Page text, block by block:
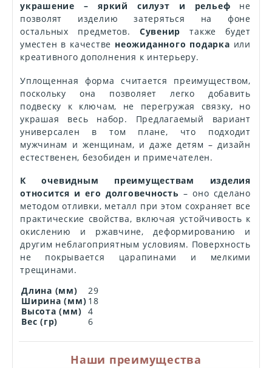
украшение – яркий силуэт и рельеф не
позволят изделию затеряться на фоне
остальных предметов. Сувенир также будет
уместен в качестве неожиданного подарка или
креативного дополнения к интерьеру.
Уплощенная форма считается преимуществом,
поскольку она позволяет легко добавить
подвеску к ключам, не перегружая связку, но
украшая весь набор. Предлагаемый вариант
универсален в том плане, что подходит
мужчинам и женщинам, и даже детям – дизайн
естественен, безобиден и примечателен.
К очевидным преимуществам изделия
относится и его долговечность – оно сделано
методом отливки, металл при этом сохраняет все
практические свойства, включая устойчивость к
окислению и ржавчине, деформированию и
другим неблагоприятным условиям. Поверхность
не покрывается царапинами и мелкими
трещинами.
Длина (мм)
29
Ширина (мм) 18
Высота (мм)
4
Вес (гр)
6
Наши преимущества